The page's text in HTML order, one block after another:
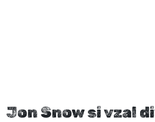
Jon Snow si vzal